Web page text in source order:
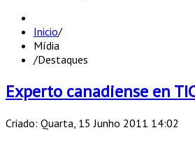
Inicio/
Mídia
/Destaques
Experto canadiense en
Criado: Quarta, 15 Junho 2011 14:02